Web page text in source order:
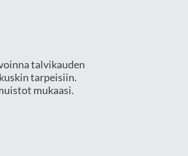
talvikauden
tarpeisiin.
mukaasi.